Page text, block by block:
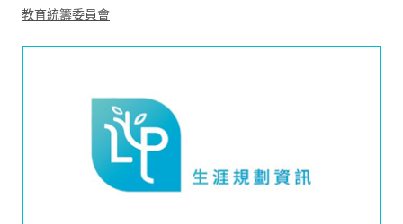
教育統籌委員會